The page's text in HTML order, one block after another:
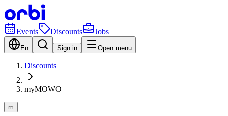
Events Discounts Jobs
En Sign in Open menu
Discounts
myMOWO
m